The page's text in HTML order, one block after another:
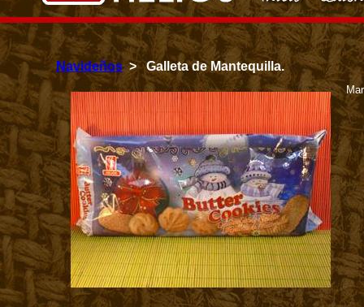
Navideños> Galleta de Mantequilla.